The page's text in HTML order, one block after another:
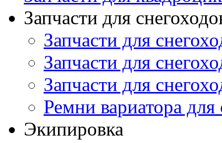
Запчасти для
Запчасти для
Запчасти для
Запчасти для
Ремни вариатора для
Экипировка